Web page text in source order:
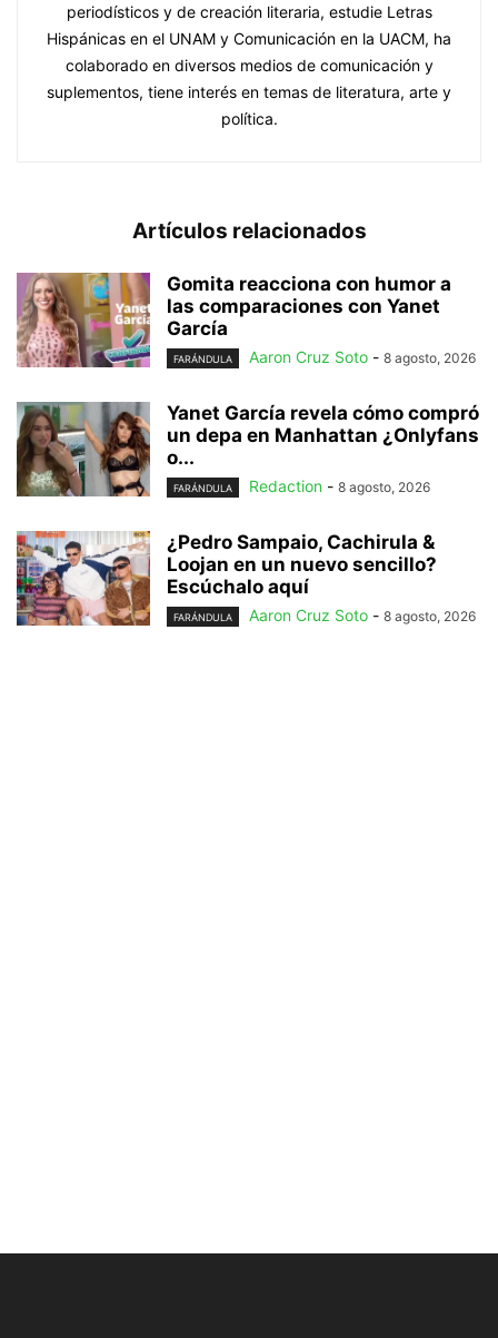
periodísticos y de creación literaria, estudie Letras
Hispánicas en el UNAM y Comunicación en la UACM, ha
colaborado en diversos medios de comunicación y
suplementos, tiene interés en temas de literatura, arte y
política.
Artículos relacionados
Gomita reacciona con humor a
las comparaciones con Yanet
García
FARÁNDULA Aaron Cruz Soto - 8 agosto, 2026
Yanet García revela cómo compró
un depa en Manhattan ¿Onlyfans
o...
FARÁNDULA Redaction - 8 agosto, 2026
¿Pedro Sampaio, Cachirula &
Loojan en un nuevo sencillo?
Escúchalo aquí
FARÁNDULA Aaron Cruz Soto - 8 agosto, 2026